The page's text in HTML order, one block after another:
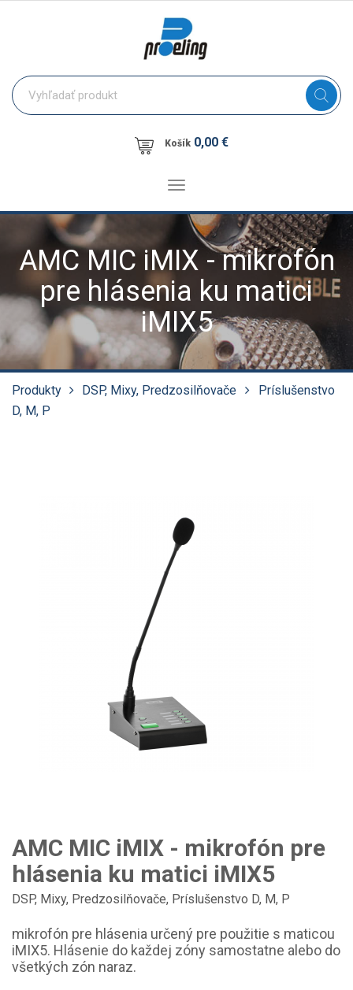
Košík 0,00 €
Toggle
AMC MIC iMIX - mikrofón
pre hlásenia ku matici
iMIX5
Produkty DSP, Mixy, Predzosilňovače
Príslušenstvo
D, M, P
AMC MIC iMIX - mikrofón pre
hlásenia ku matici iMIX5
DSP, Mixy, Predzosilňovače, Príslušenstvo D, M, P
mikrofón pre hlásenia určený pre použitie s maticou
iMIX5. Hlásenie do každej zóny samostatne alebo do
všetkých zón naraz.